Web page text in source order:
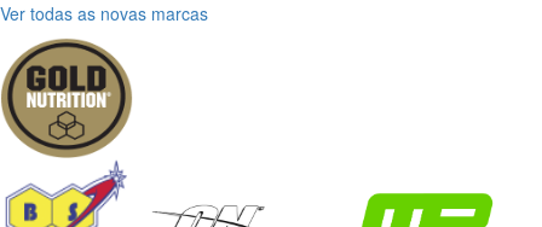
Ver todas as novas marcas